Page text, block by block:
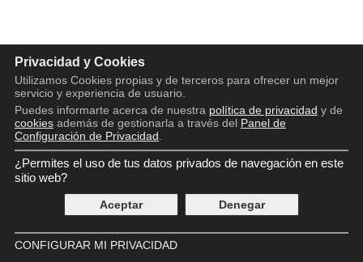
Copyright © 2016 - 2026
Aviso legal
Política de cookies
Panel de Control de Privacidad
Contácto
Privacidad y Cookies
Utilizamos Cookies propias y de terceros para ofrecer un mejor
servicio y experiencia de usuario.
Puedes informarte acerca de nuestra política de privacidad y de
cookiesademás de gestionarla a través del Panel de
Configuración de Privacidad
¿Permites el uso de tus datos privados de navegación en este
sitio web?
Aceptar Denegar
CONFIGURAR MI PRIVACIDAD